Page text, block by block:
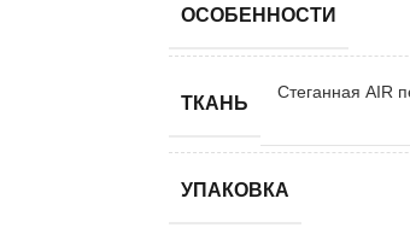
ОСОБЕННОСТИ
ТКАНЬ
Стеганная AIR
УПАКОВКА